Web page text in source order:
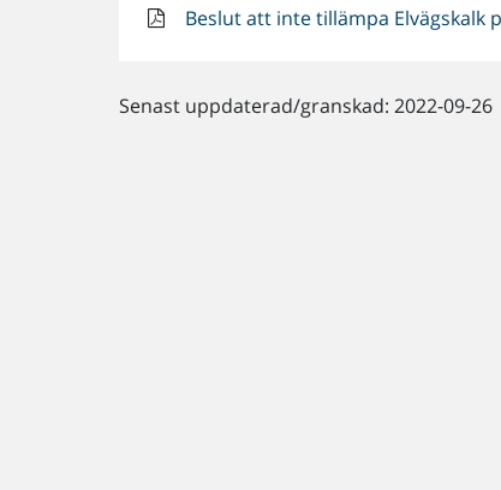
Beslut att inte tillämpa Elvägskalk
Senast uppdaterad/granskad: 2022-09-26